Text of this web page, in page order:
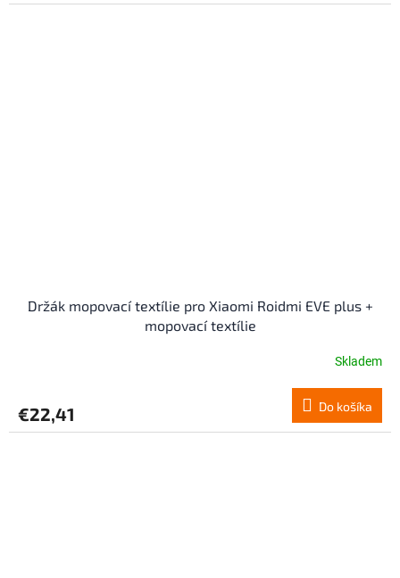
Držák mopovací textílie pro Xiaomi Roidmi EVE plus +
mopovací textílie
Skladem
€22,41 Do košíka